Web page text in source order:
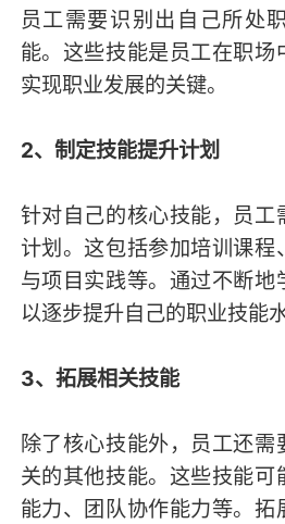
员工需要识别出自己所处
能。这些技能是员工在职场
实现职业发展的关键。
2、制定技能提升计划
针对自己的核心技能，员工
计划。这包括参加培训课程
与项目实践等。通过不断地
以逐步提升自己的职业技能水
3、拓展相关技能
除了核心技能外，员工还需
关的其他技能。这些技能可
能力、团队协作能力等。拓